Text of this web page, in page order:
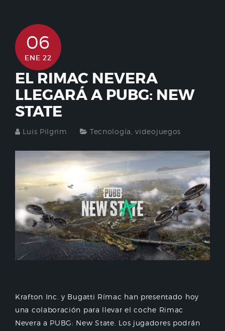
06
ENE 22
EL RIMAC NEVERA
LLEGARÁ A PUBG: NEW
STATE
Luis Pilgrim Tecnología ,videojuegos
Krafton Inc. y Bugatti Rímac han presentado hoy
una colaboración para llevar el coche Rimac
Nevera a PUBG: New State. Los jugadores podrán